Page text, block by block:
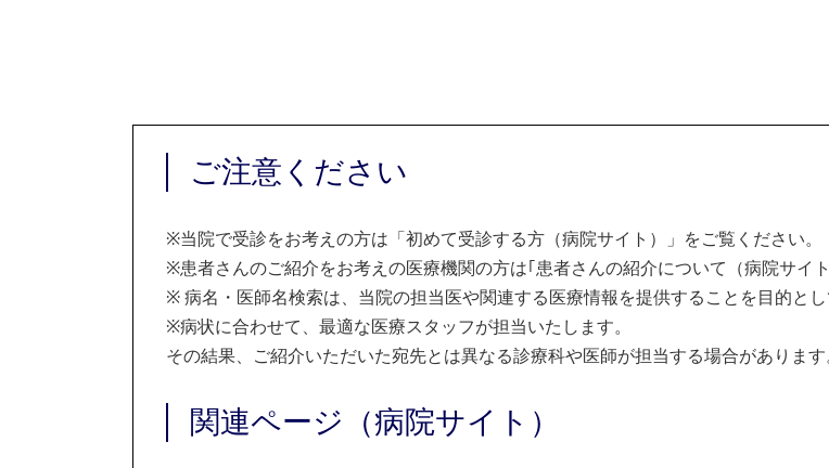
ご注意ください
※当院で受診をお考えの方は「初めて受診する方（病院サイト）」をご覧ください。
※患者さんのご紹介をお考えの医療機関の方は｢患者さんの紹介について（病院サイ
※病名・医師名検索は、当院の担当医や関連する医療情報を提供することを目的とし
※病状に合わせて、最適な医療スタッフが担当いたします。
その結果、ご紹介いただいた宛先とは異なる診療科や医師が担当する場合があります
関連ページ（病院サイト）